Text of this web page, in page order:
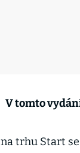
V tomto
na trhu Start